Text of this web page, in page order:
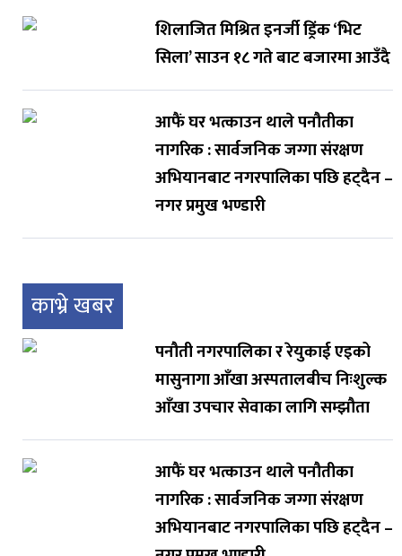
शिलाजित मिश्रित इनर्जी ड्रिंक ‘भिट
सिला’ साउन १८ गते बाट बजारमा आउँदै
आफैं घर भत्काउन थाले पनौतीका
नागरिक : सार्वजनिक जग्गा संरक्षण
अभियानबाट नगरपालिका पछि हट्दैन –
नगर प्रमुख भण्डारी
काभ्रे खबर
पनौती नगरपालिका र रेयुकाई एइको
मासुनागा आँखा अस्पतालबीच निःशुल्क
आँखा उपचार सेवाका लागि सम्झौता
आफैं घर भत्काउन थाले पनौतीका
नागरिक : सार्वजनिक जग्गा संरक्षण
अभियानबाट नगरपालिका पछि हट्दैन –